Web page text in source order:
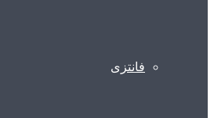
فانتزی